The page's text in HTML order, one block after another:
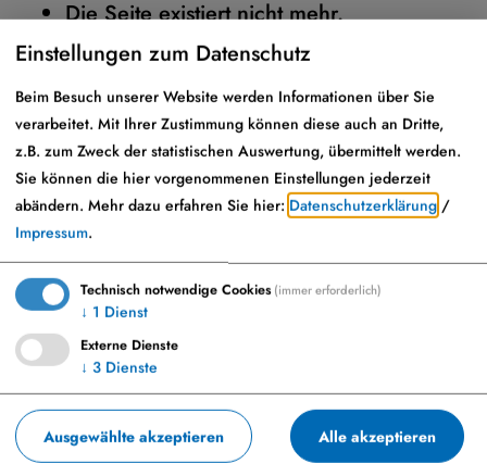
Die Seite existiert nicht mehr.
gelangen Sie zur Startseite.
Marktplatz 23, 86653 Monheim
info@monheim-bayern.de
Einstellungen zum Datenschutz
Beim Besuch unserer Website werden Informationen über Sie
verarbeitet. Mit Ihrer Zustimmung können diese auch an Dritte,
z.B. zum Zweck der statistischen Auswertung, übermittelt werden.
Sie können die hier vorgenommenen Einstellungen jederzeit
abändern. Mehr dazu erfahren Sie hier: Datenschutzerklärung /
Impressum.
Technisch notwendige Cookies(immer erforderlich)
↓ 1 Dienst
Externe Dienste
↓ 3 Dienste
Ausgewählte akzeptieren Alle akzeptieren